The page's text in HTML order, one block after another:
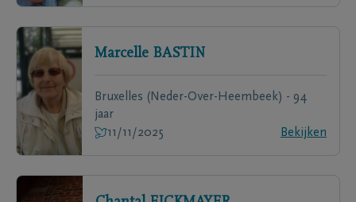
Marcelle BASTIN
Bruxelles (Neder-Over-Heembeek) - 94
jaar
11/11/2025
Bekijken